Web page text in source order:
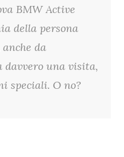
BMW Active
della persona
da
davvero una visita,
speciali. O no?